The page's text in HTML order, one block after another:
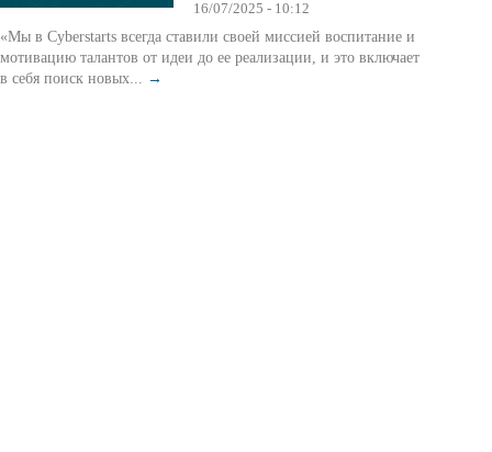
16/07/2025 - 10:12
«Мы в Cyberstarts всегда ставили своей миссией воспитание и
мотивацию талантов от идеи до ее реализации, и это включает
в себя поиск новых...
→